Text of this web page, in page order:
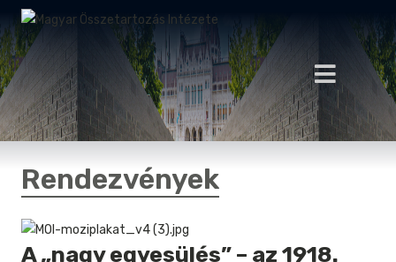
Rendezvények
A „nagy egyesülés” – az 1918.